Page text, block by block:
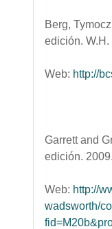
Berg,
edición. W.H.
Web: http://
Garrett and
edición. 2009.
Web: http://
wadsworth/